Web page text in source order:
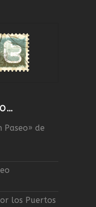
Paseo» de
los Puertos